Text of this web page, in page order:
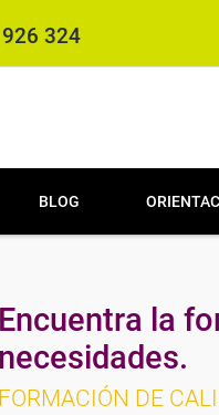
324
BLOG
Encuentra la
necesidades.
FORMACIÓN DE